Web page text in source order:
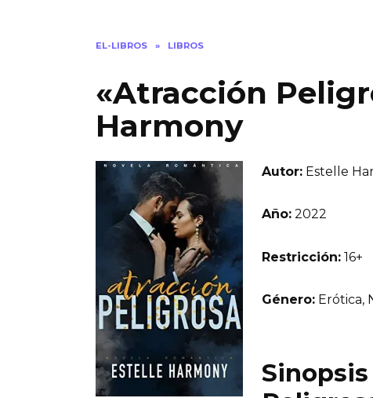
EL-LIBROS » LIBROS
«Atracción
Harmony
Autor: Estelle
Año: 2022
Restricción: 16+
Género: Erótica,